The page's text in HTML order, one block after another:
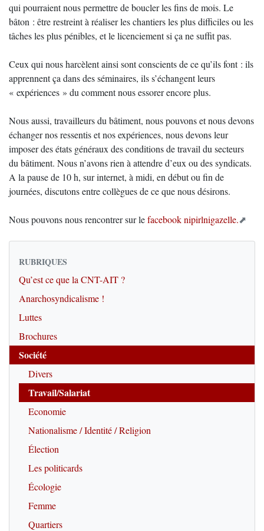
qui pourraient nous permettre de boucler les fins de mois. Le
bâton : être restreint à réaliser les chantiers les plus difficiles ou les
tâches les plus pénibles, et le licenciement si ça ne suffit pas.
Ceux qui nous harcèlent ainsi sont conscients de ce qu’ils font : ils
apprennent ça dans des séminaires, ils s’échangent leurs
« expériences » du comment nous essorer encore plus.
Nous aussi, travailleurs du bâtiment, nous pouvons et nous devons
échanger nos ressentis et nos expériences, nous devons leur
imposer des états généraux des conditions de travail du secteurs
du bâtiment. Nous n’avons rien à attendre d’eux ou des syndicats.
A la pause de 10 h, sur internet, à midi, en début ou fin de
journées, discutons entre collègues de ce que nous désirons.
Nous pouvons nous rencontrer sur lefacebook nipirlnigazelle.
RUBRIQUES
Qu’est ce que la CNT-AIT ?
Anarchosyndicalisme !
Luttes
Brochures
Société
Divers
Travail/Salariat
Economie
Nationalisme / Identité / Religion
Élection
Les politicards
Écologie
Femme
Quartiers